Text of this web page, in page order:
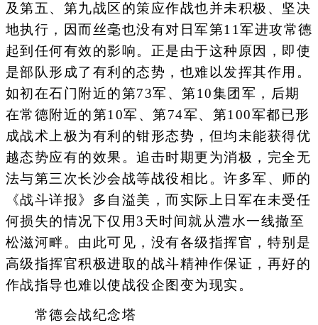
及第五、第九战区的策应作战也并未积极、坚决
地执行，因而丝毫也没有对日军第11军进攻常德
起到任何有效的影响。正是由于这种原因，即使
是部队形成了有利的态势，也难以发挥其作用。
如初在石门附近的第73军、第10集团军，后期
在常德附近的第10军、第74军、第100军都已形
成战术上极为有利的钳形态势，但均未能获得优
越态势应有的效果。追击时期更为消极，完全无
法与第三次长沙会战等战役相比。许多军、师的
《战斗详报》多自溢美，而实际上日军在未受任
何损失的情况下仅用3天时间就从澧水一线撤至
松滋河畔。由此可见，没有各级指挥官，特别是
高级指挥官积极进取的战斗精神作保证，再好的
作战指导也难以使战役企图变为现实。
常德会战纪念塔